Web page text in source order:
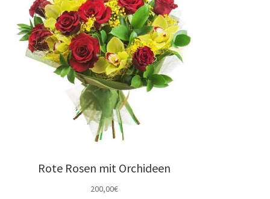
Rote Rosen mit Orchideen
200,00€